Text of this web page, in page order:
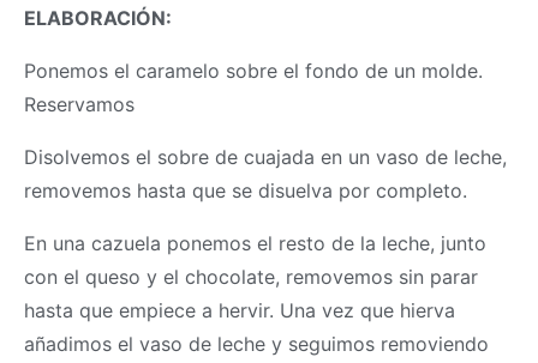
ELABORACIÓN:
Ponemos el caramelo sobre el fondo de un molde.
Reservamos
Disolvemos el sobre de cuajada en un vaso de leche,
removemos hasta que se disuelva por completo.
En una cazuela ponemos el resto de la leche, junto
con el queso y el chocolate, removemos sin parar
hasta que empiece a hervir. Una vez que hierva
añadimos el vaso de leche y seguimos removiendo